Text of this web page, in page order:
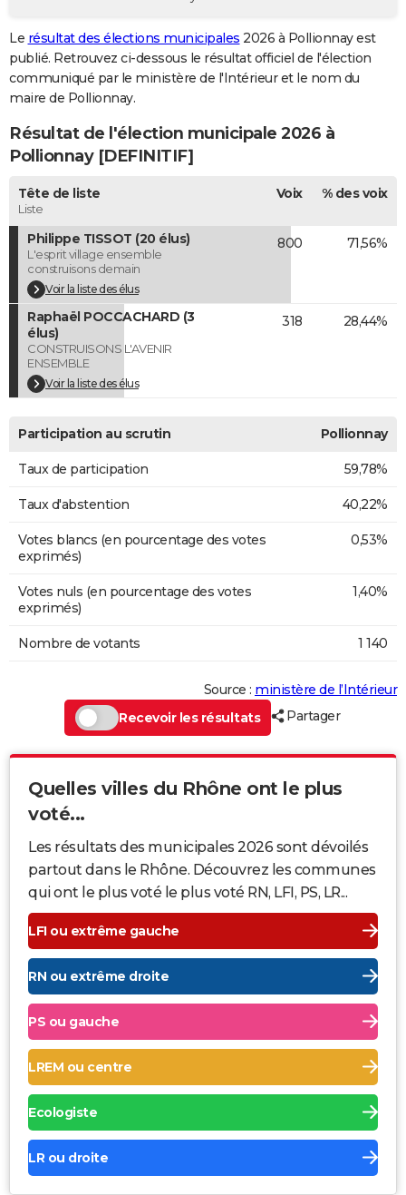
GUIDES D'ACHAT
BONS PLANS
CARTE DE VOEUX
Carte de Noël
Carte Bonne année
Carte Saint-Valentin
Carte Pâques
Carte d'anniversaire
DICTIONNAIRE
Dictionnaire
Biographies
Citations
Expressions
Proverbes
PROGRAMME TV
COPAINS D'AVANT
S'inscrire
Se connecter
Lycées
Collèges
Primaires
Universités
Entreprises
Service militaire
Avis de recherche
AVIS DE DÉCÈS
FORUM
Bricolage
Lifestyle
Culture
Sport
Auto
Television
Voyage
Cinema
Le résultat des élections municipales 2026 à Pollionnay est
publié. Retrouvez ci-dessous le résultat officiel de l'élection
communiqué par le ministère de l'Intérieur et le nom du
maire de Pollionnay.
Résultat de l'élection municipale 2026 à
Pollionnay [DEFINITIF]
Tête de liste
Liste
Voix % des voix
Philippe TISSOT (20 élus)
L'esprit village ensemble
construisons demain
Voir la liste des élus
800 71,56%
Raphaël POCCACHARD (3
élus)
CONSTRUISONS L'AVENIR
ENSEMBLE
Voir la liste des élus
318 28,44%
Participation au scrutin Pollionnay
Taux de participation 59,78%
Taux d'abstention 40,22%
Votes blancs (en pourcentage des votes
exprimés)
0,53%
Votes nuls (en pourcentage des votes
exprimés)
1,40%
Nombre de votants 1 140
Source : ministère de l’Intérieur
Recevoir les résultats
Partager
Quelles villes du Rhône ont le plus
voté...
Les résultats des municipales 2026 sont dévoilés
partout dans le Rhône. Découvrez les communes
qui ont le plus voté le plus voté RN, LFI, PS, LR...
LFI ou extrême gauche
RN ou extrême droite
PS ou gauche
LREM ou centre
Ecologiste
LR ou droite